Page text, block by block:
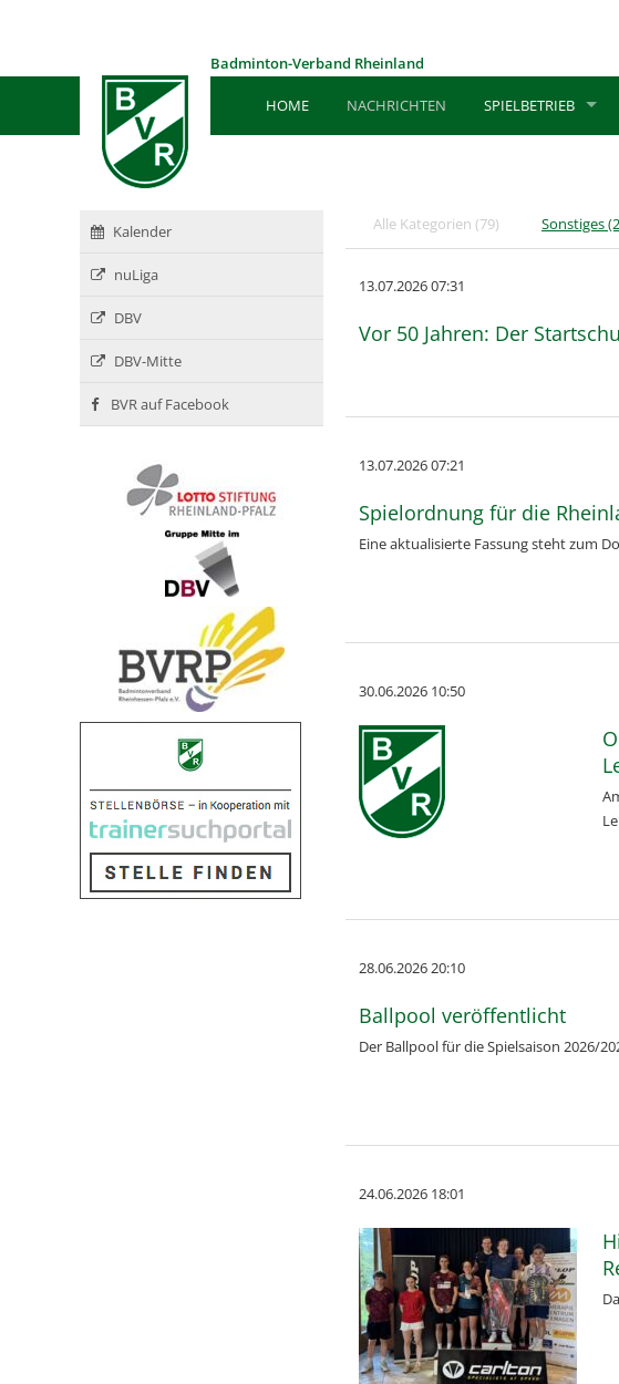
Badminton-Verband Rheinland
HOME NACHRICHTEN SPIELBETRIEB
Kalender
nuLiga
DBV
DBV-Mitte
BVR auf Facebook
Alle Kategorien (79) Sonstiges
13.07.2026 07:31
Vor 50 Jahren: Der
13.07.2026 07:21
Spielordnung für die
Eine aktualisierte Fassung steht zum
30.06.2026 10:50
28.06.2026 20:10
Ballpool veröffentlicht
Der Ballpool für die Spielsaison 2026/
24.06.2026 18:01